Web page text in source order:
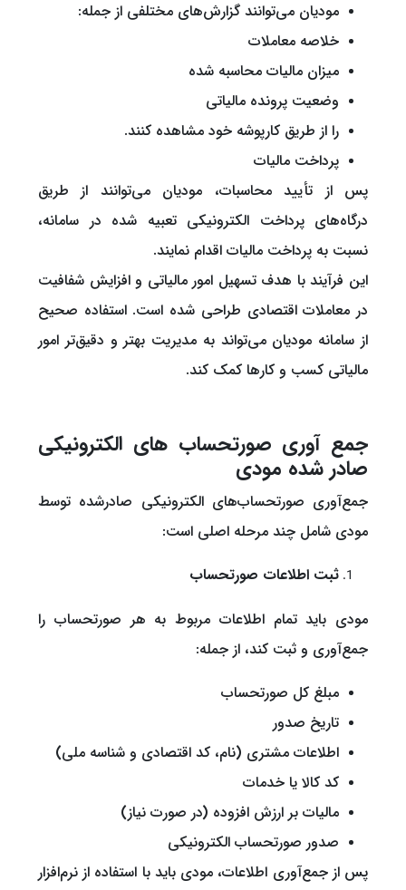
مودیان می‌توانند گزارش‌های مختلفی از جمله:
خلاصه معاملات
میزان مالیات محاسبه شده
وضعیت پرونده مالیاتی
را از طریق کارپوشه خود مشاهده کنند.
پرداخت مالیات
پس از تأیید محاسبات، مودیان می‌توانند از طریق
درگاه‌های پرداخت الکترونیکی تعبیه شده در سامانه،
نسبت به پرداخت مالیات اقدام نمایند.
این فرآیند با هدف تسهیل امور مالیاتی و افزایش شفافیت
در معاملات اقتصادی طراحی شده است. استفاده صحیح
از سامانه مودیان می‌تواند به مدیریت بهتر و دقیق‌تر امور
مالیاتی کسب و کارها کمک کند.
جمع آوری صورتحساب های الکترونیکی
صادر شده مودی
جمع‌آوری صورتحساب‌های الکترونیکی صادرشده توسط
مودی شامل چند مرحله اصلی است:
ثبت اطلاعات صورتحساب
مودی باید تمام اطلاعات مربوط به هر صورتحساب را
جمع‌آوری و ثبت کند، از جمله:
مبلغ کل صورتحساب
تاریخ صدور
اطلاعات مشتری (نام، کد اقتصادی و شناسه ملی)
کد کالا یا خدمات
مالیات بر ارزش افزوده (در صورت نیاز)
صدور صورتحساب الکترونیکی
پس از جمع‌آوری اطلاعات، مودی باید با استفاده از نرم‌افزار